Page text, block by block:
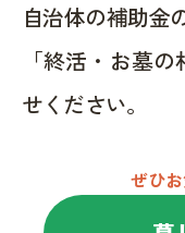
自治体の補助金
「終活・お墓
せください。
ぜひ